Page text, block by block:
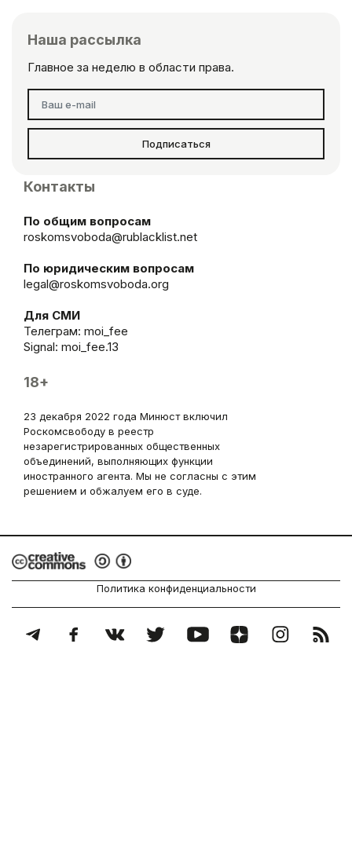
Наша рассылка
Главное за неделю в области права.
Подписаться
Контакты
По общим вопросам
roskomsvoboda@rublacklist.net
По юридическим вопросам
legal@roskomsvoboda.org
Для СМИ
Телеграм: moi_fee
Signal: moi_fee.13
18+
23 декабря 2022 года Минюст включил
Роскомсвободу в реестр
незарегистрированных общественных
объединений, выполняющих функции
иностранного агента. Мы не согласны с этим
решением и обжалуем его в суде.
Политика конфиденциальности